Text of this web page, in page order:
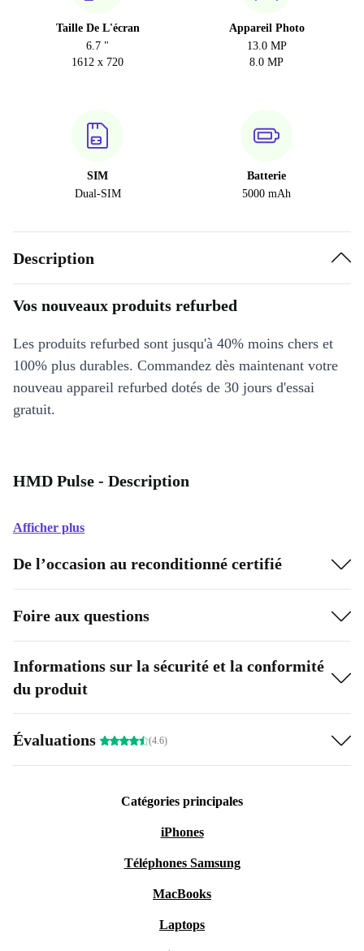
Taille De L'écran
6.7 "
1612 x 720
Appareil Photo
13.0 MP
8.0 MP
SIM
Dual-SIM
Batterie
5000 mAh
Description
Vos nouveaux produits refurbed
Les produits refurbed sont jusqu'à 40% moins chers et
100% plus durables. Commandez dès maintenant votre
nouveau appareil refurbed dotés de 30 jours d'essai
gratuit.
HMD Pulse - Description
Afficher plus
De l’occasion au reconditionné certifié
Foire aux questions
Informations sur la sécurité et la conformité
du produit
Évaluations (4.6)
Catégories principales
iPhones
Téléphones Samsung
MacBooks
Laptops